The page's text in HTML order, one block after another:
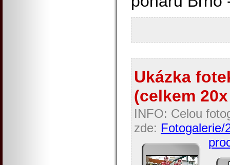
Ukázka
(celkem
INFO: Celou
zde: Fotogalerie/